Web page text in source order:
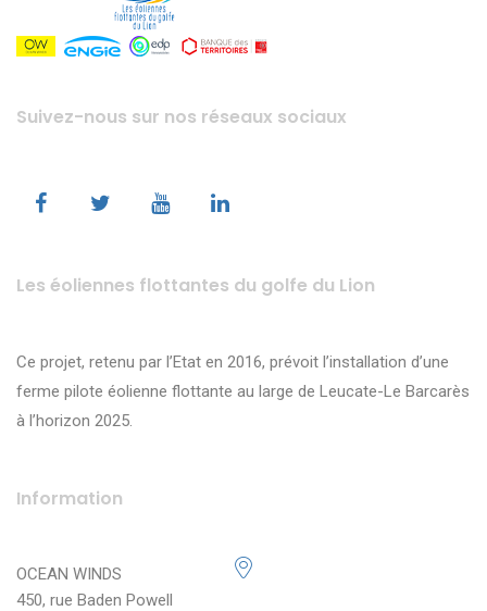
Suivez-nous sur nos réseaux sociaux
Les éoliennes flottantes du golfe du Lion
Ce projet, retenu par l’Etat en 2016, prévoit l’installation d’une
ferme pilote éolienne flottante au large de Leucate-Le Barcarès
à l’horizon 2025.
Information
OCEAN WINDS
450, rue Baden Powell